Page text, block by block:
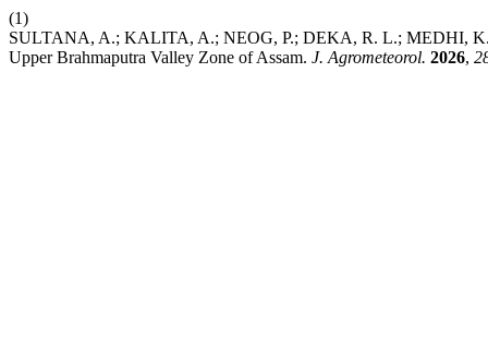
(1)
SULTANA, A.; KALITA, A.; NEOG, P.; DEKA, R. L.; MEDHI, K.
Upper Brahmaputra Valley Zone of Assam. J. Agrometeorol. 2026,